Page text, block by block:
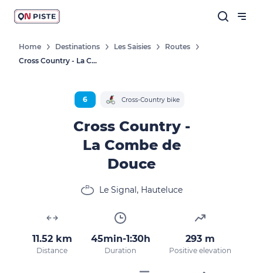
Home Destinations Les Saisies
Routes
Cross Country - La Combe De Douce
6 Cross-Country bike
Cross Country -
La Combe de
Douce
Le Signal, Hauteluce
11.52 km
Distance
45min-1:30h
Duration
293 m
Positive elevation